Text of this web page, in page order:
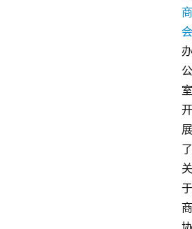
商
会
办
公
室
开
展
了
关
于
商